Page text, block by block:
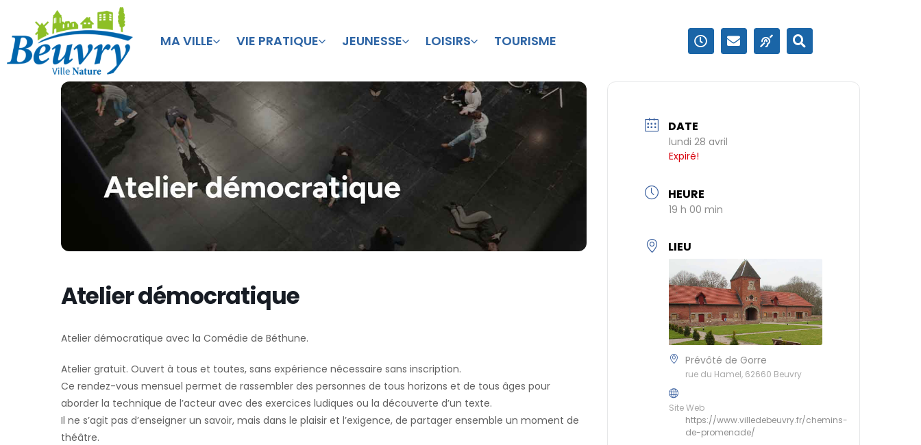
MA VILLE VIE PRATIQUE JEUNESSE LOISIRS TOURISME
Atelier démocratique
Atelier démocratique avec la Comédie de Béthune.
Atelier gratuit. Ouvert à tous et toutes, sans expérience nécessaire sans inscription.
Ce rendez-vous mensuel permet de rassembler des personnes de tous horizons et de tous âges pour
aborder la technique de l’acteur avec des exercices ludiques ou la découverte d’un texte.
Il ne s’agit pas d’enseigner un savoir, mais dans le plaisir et l’exigence, de partager ensemble un moment de
théâtre.
DATE
lundi 28 avril
Expiré!
HEURE
19 h 00 min
LIEU
Prévôté de Gorre
rue du Hamel, 62660 Beuvry
Site Web
https://www.villedebeuvry.fr/chemins-
de-promenade/